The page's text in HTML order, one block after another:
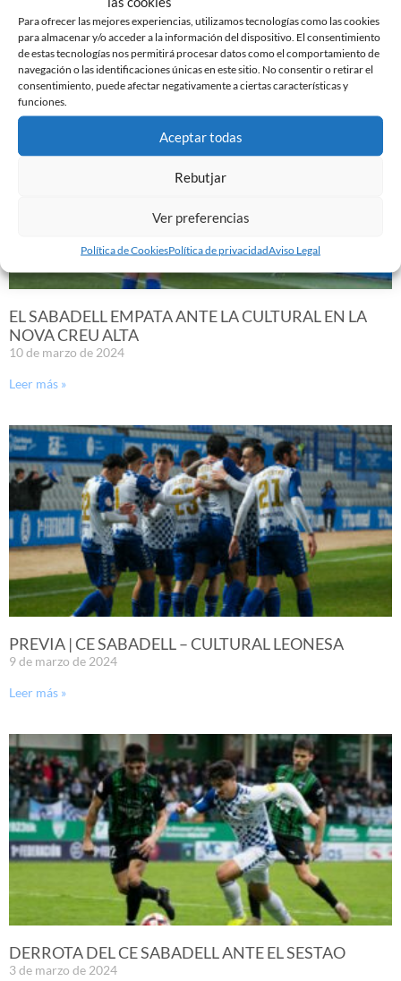
Para ofrecer las mejores experiencias, utilizamos tecnologías como las cookies
para almacenar y/o acceder a la información del dispositivo. El consentimiento
de estas tecnologías nos permitirá procesar datos como el comportamiento de
navegación o las identificaciones únicas en este sitio. No consentir o retirar el
consentimiento, puede afectar negativamente a ciertas características y
funciones.
Aceptar todas
Rebutjar
Ver preferencias
Política de CookiesPolítica de privacidadAviso Legal
Noticias Relacionadas
EL SABADELL EMPATA ANTE LA CULTURAL EN LA
NOVA CREU ALTA
10 de marzo de 2024
Leer más »
PREVIA | CE SABADELL – CULTURAL LEONESA
9 de marzo de 2024
Leer más »
DERROTA DEL CE SABADELL ANTE EL SESTAO
3 de marzo de 2024